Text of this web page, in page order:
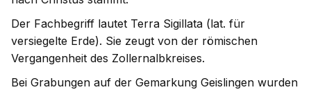
Der Fachbegriff lautet Terra Sigillata (lat. für
versiegelte Erde). Sie zeugt von der römischen
Vergangenheit des Zollernalbkreises.
Bei Grabungen auf der Gemarkung Geislingen wurden